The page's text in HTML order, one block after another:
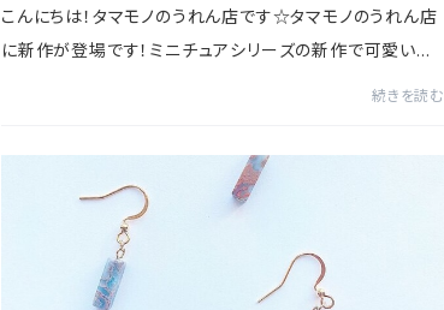
こんにちは！タマモノのうれん店です☆タマモノのうれん店
に新作が登場です！ミニチュアシリーズの新作で可愛いシ
続きを読む